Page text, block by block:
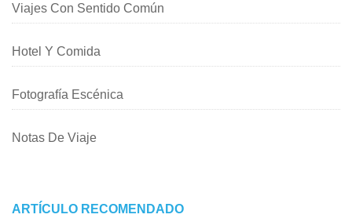
Viajes Con Sentido Común
Hotel Y Comida
Fotografía Escénica
Notas De Viaje
ARTÍCULO RECOMENDADO